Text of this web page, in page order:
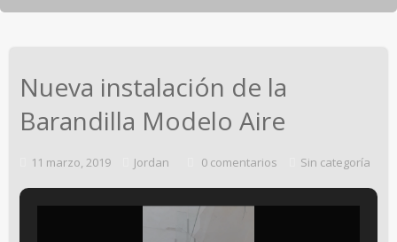
Nueva instalación de la
Barandilla Modelo Aire
11 marzo, 2019 Jordan 0 comentarios Sin categoría